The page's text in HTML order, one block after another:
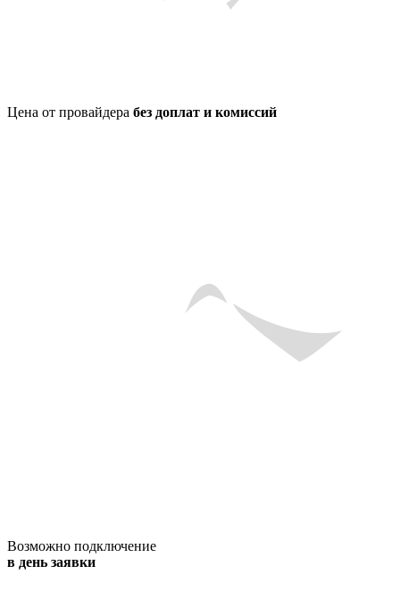
Цена от провайдера без доплат и комиссий
Возможно подключение
в день заявки